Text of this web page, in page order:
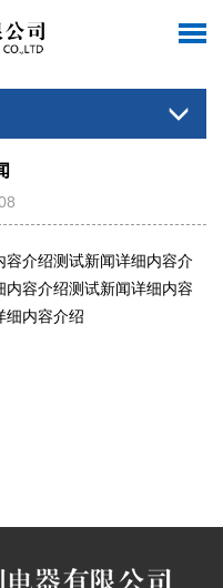
介绍测试新闻详细内容介
容介绍测试新闻详细内容
细内容介绍